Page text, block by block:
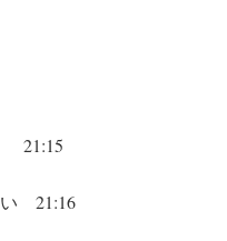
21:15
い 21:16